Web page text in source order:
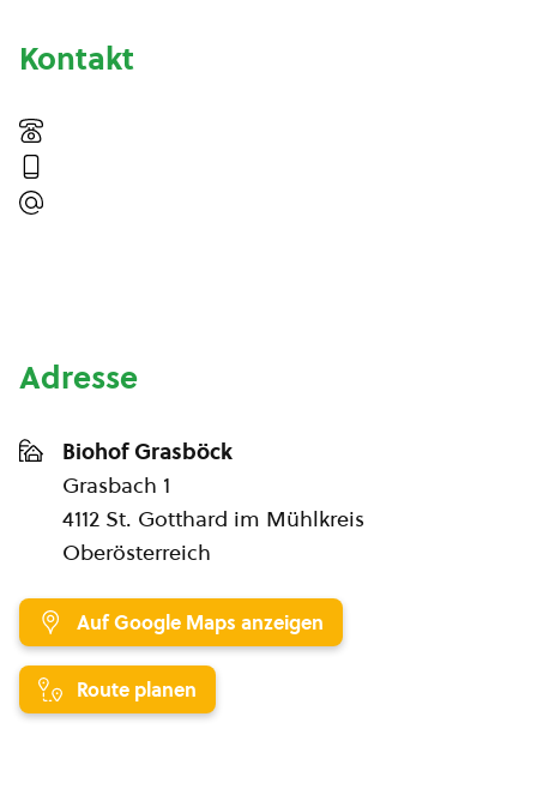
Kontakt
Adresse
Biohof Grasböck
Grasbach 1
4112 St. Gotthard im Mühlkreis
Oberösterreich
Auf Google Maps anzeigen
Route planen